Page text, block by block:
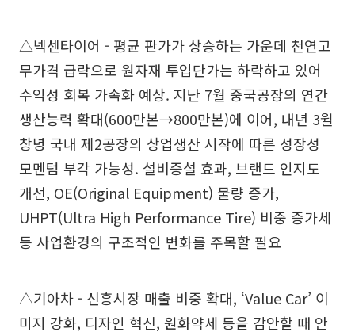
△넥센타이어 - 평균 판가가 상승하는 가운데 천연고
무가격 급락으로 원자재 투입단가는 하락하고 있어
수익성 회복 가속화 예상. 지난 7월 중국공장의 연간
생산능력 확대(600만본→800만본)에 이어, 내년 3월
창녕 국내 제2공장의 상업생산 시작에 따른 성장성
모멘텀 부각 가능성. 설비증설 효과, 브랜드 인지도
개선, OE(Original Equipment) 물량 증가,
UHPT(Ultra High Performance Tire) 비중 증가세
등 사업환경의 구조적인 변화를 주목할 필요
△기아차 - 신흥시장 매출 비중 확대, ‘Value Car’ 이
미지 강화, 디자인 혁신, 원화약세 등을 감안할 때 안